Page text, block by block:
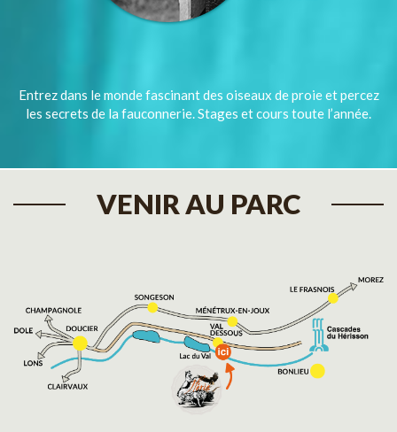
Entrez dans le monde fascinant des oiseaux de proie et percez
les secrets de la fauconnerie. Stages et cours toute l’année.
VENIR AU PARC